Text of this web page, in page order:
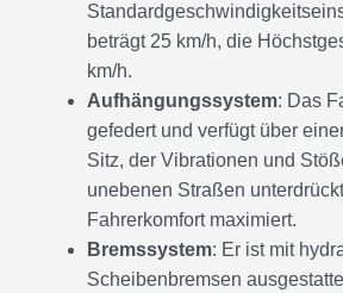
beträgt 25 km/h, die
km/h.
Aufhängungssystem: Das
gefedert und verfügt über
Sitz, der Vibrationen und
unebenen Straßen
Fahrerkomfort maximiert.
Bremssystem: Er ist mit
Scheibenbremsen